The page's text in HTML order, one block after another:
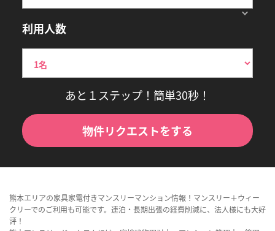
利用人数
あと１ステップ！簡単30秒！
物件リクエストをする
熊本エリアの家具家電付きマンスリーマンション情報！マンスリー＋ウィー
クリーでのご利用も可能です。連泊・長期出張の経費削減に、法人様にも大好
評！